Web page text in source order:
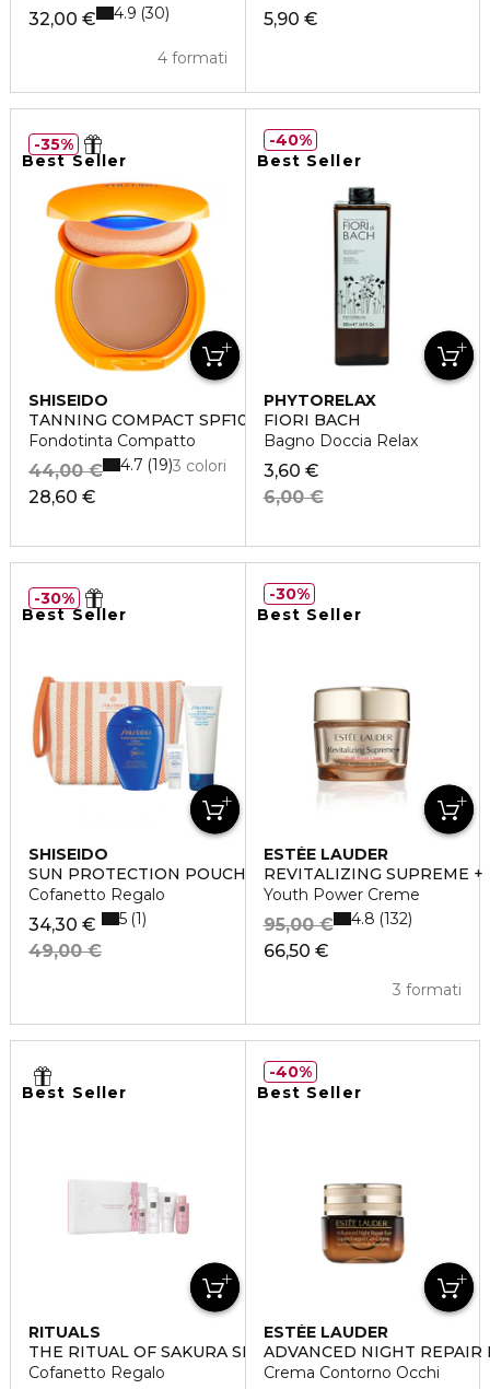
32,00 €
4 formati
4.9 30 5,90 €
Best Seller
SHISEIDO
TANNING COMPACT SPF10
Fondotinta Compatto
28,60 €
44,00 € 3 colori
4.7 19
35%
Best Seller
PHYTORELAX
FIORI BACH
Bagno Doccia Relax
3,60 €
6,00 €
40%
Best Seller
SHISEIDO
SUN PROTECTION POUCH SET
Cofanetto Regalo
34,30 €
49,00 €
5 1
30%
Best Seller
ESTÉE LAUDER
REVITALIZING SUPREME +
Youth Power Creme
66,50 €
95,00 €
3 formati
4.8 132
30%
Best Seller
RITUALS
THE RITUAL OF SAKURA SMALL
Cofanetto Regalo
Best Seller
ESTÉE LAUDER
ADVANCED NIGHT REPAIR
Crema Contorno Occhi
40%